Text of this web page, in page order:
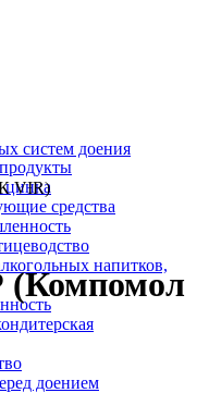
цинка
средства
напитков,
доением
систем доения
VIR)